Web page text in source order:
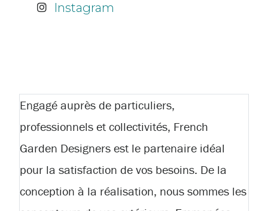
Instagram
Engagé auprès de particuliers,
professionnels et collectivités, French
Garden Designers est le partenaire idéal
pour la satisfaction de vos besoins. De la
conception à la réalisation, nous sommes les